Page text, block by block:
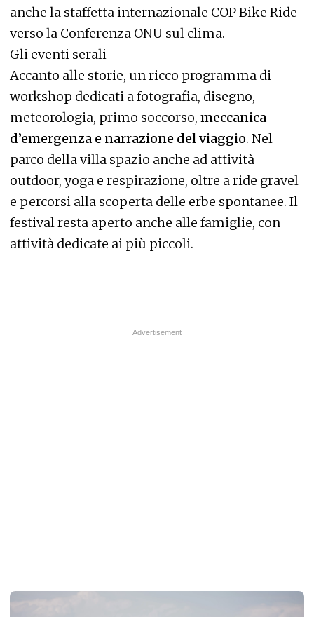
anche la staffetta internazionale COP Bike Ride
verso la Conferenza ONU sul clima.
Gli eventi serali
Accanto alle storie, un ricco programma di
workshop dedicati a fotografia, disegno,
meteorologia, primo soccorso, meccanica
d’emergenza e narrazione del viaggio. Nel
parco della villa spazio anche ad attività
outdoor, yoga e respirazione, oltre a ride gravel
e percorsi alla scoperta delle erbe spontanee. Il
festival resta aperto anche alle famiglie, con
attività dedicate ai più piccoli.